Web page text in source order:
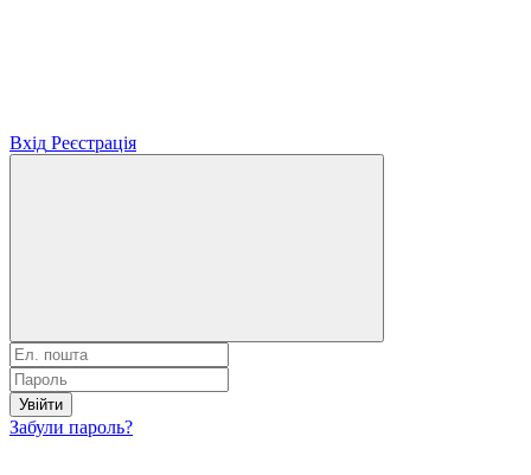
Вхід Реєстрація
Увійти
Забули пароль?